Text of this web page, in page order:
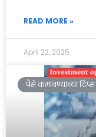
READ MORE »
April 22, 2025
पैसे कमावण्याच्या टिप्स